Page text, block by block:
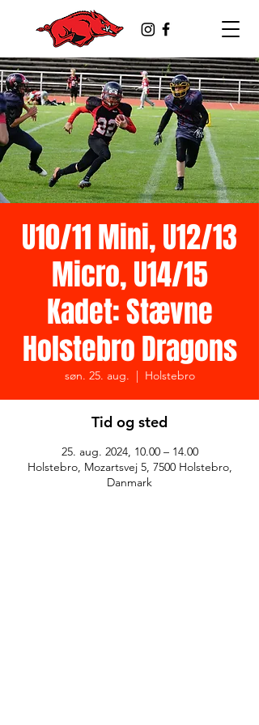
U10/11 Mini, U12/13
Micro, U14/15
Kadet: Stævne
Holstebro Dragons
søn. 25. aug.
  |
Holstebro
Tid og sted
25. aug. 2024, 10.00 – 14.00
Holstebro, Mozartsvej 5, 7500 Holstebro,
Danmark